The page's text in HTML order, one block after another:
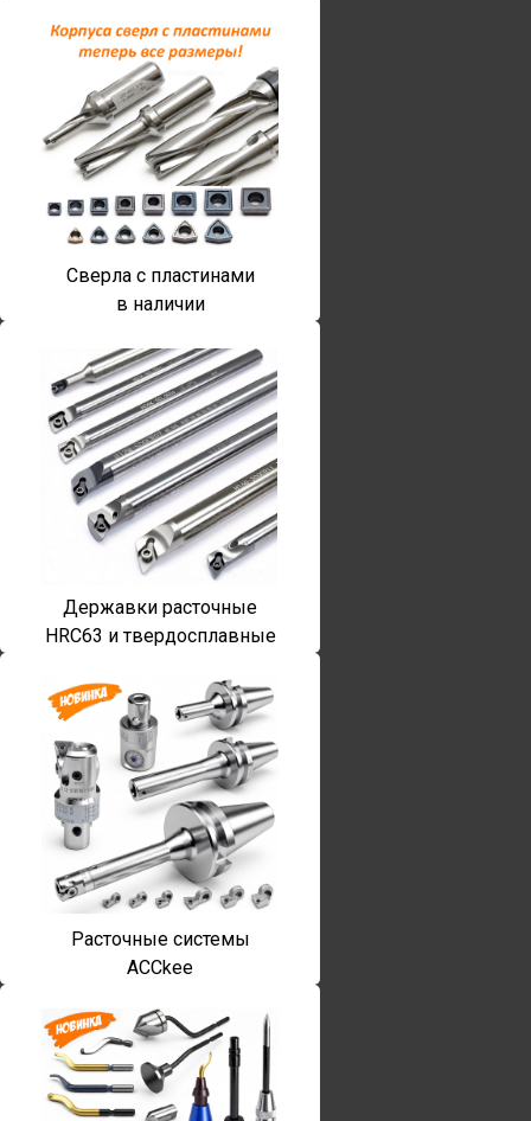
Сверла с пластинами
в наличии
Державки расточные
HRC63 и твердосплавные
Расточные системы
ACCkee